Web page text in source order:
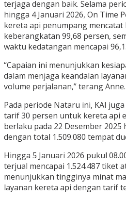
terjaga dengan baik. Selama
hingga 4 Januari 2026, On Time
kereta api penumpang
keberangkatan 99,68 persen,
waktu kedatangan mencapai
“Capaian ini menunjukkan
dalam menjaga keandalan
volume perjalanan,” terang Anne.
Pada periode Nataru ini, KAI
tarif 30 persen untuk kereta api
berlaku pada 22 Desember 2025
dengan total 1.509.080 tempat
Hingga 5 Januari 2026 pukul
terjual mencapai 1.524.487 tiket
menunjukkan tingginya minat
layanan kereta api dengan tarif